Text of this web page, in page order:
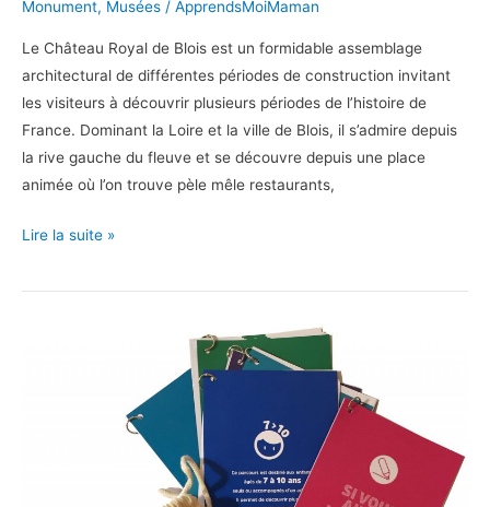
Monument, Musées / ApprendsMoiMaman
Le Château Royal de Blois est un formidable assemblage
architectural de différentes périodes de construction invitant
les visiteurs à découvrir plusieurs périodes de l’histoire de
France. Dominant la Loire et la ville de Blois, il s’admire depuis
la rive gauche du fleuve et se découvre depuis une place
animée où l’on trouve pèle mêle restaurants,
Découvrons
Château
Lire la suite »